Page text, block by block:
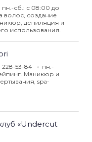
пн.-сб.: с 08:00 до
волос, создание
депиляция и
использования.
228-53-84
пн.-
Маникюр и
spa-
«Undercut